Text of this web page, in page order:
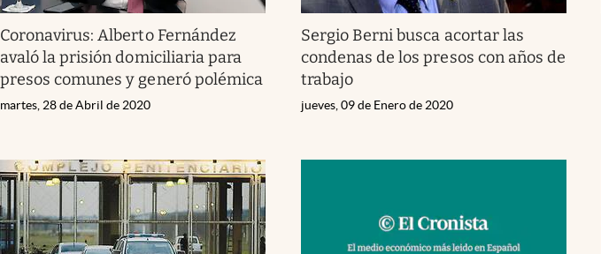
Coronavirus: Alberto Fernández
avaló la prisión domiciliaria para
presos comunes y generó polémica
martes, 28 de Abril de 2020
Sergio Berni busca acortar las
condenas de los presos con años de
trabajo
jueves, 09 de Enero de 2020